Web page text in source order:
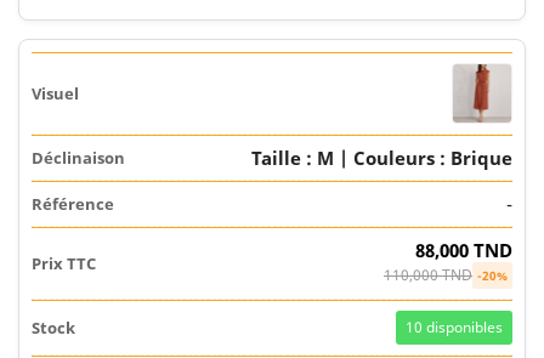
Taille : M | Couleurs : Brique
-
88,000 TND
110,000 TND -20%
10 disponibles